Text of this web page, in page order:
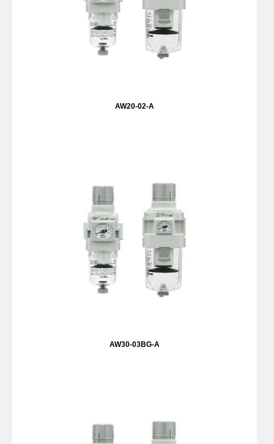
AW20-02-A
AW30-03BG-A